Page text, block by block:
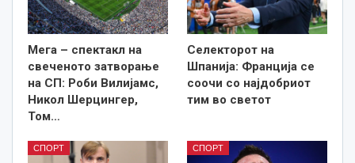
Мега – спектакл на
свеченото затворање
на СП: Роби Вилијамс,
Никол Шерцингер,
Том…
Селекторот на
Шпанија: Франција се
соочи со најдобриот
тим во светот
СПОРТ СПОРТ